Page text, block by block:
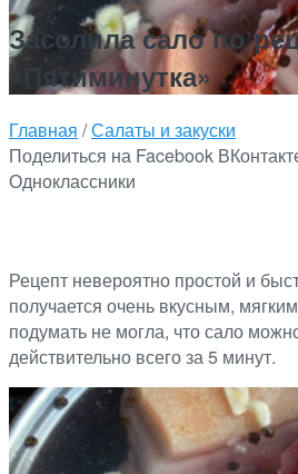
Засолила сало по
«Пятиминутка»
Главная /Салаты и закуски
Поделиться на Facebook
Одноклассники
Рецепт невероятно простой и
получается очень вкусным,
подумать не могла, что сало
действительно всего за 5 минут.